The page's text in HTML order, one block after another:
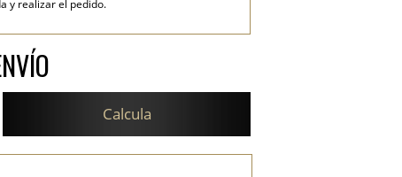
y realizar el pedido.
Calcula